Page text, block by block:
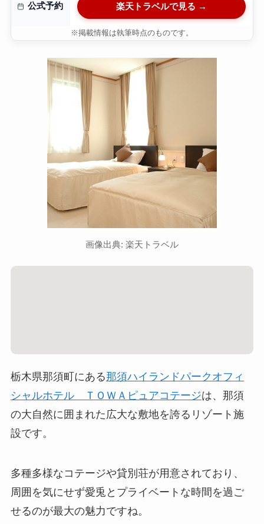
公式予約 楽天トラベルで見る →
※掲載情報は執筆時点のものです。
画像出典: 楽天トラベル
栃木県那須町にある那須ハイランドパークオフィ
シャルホテル ＴＯＷＡピュアコテージは、那須
の大自然に囲まれた広大な敷地を誇るリゾート施
設です。
多種多様なコテージや貸別荘が用意されており、
周囲を気にせず愛兎とプライベートな時間を過ご
せるのが最大の魅力ですね。